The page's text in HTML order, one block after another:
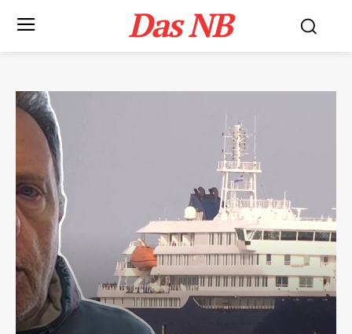
Das NB